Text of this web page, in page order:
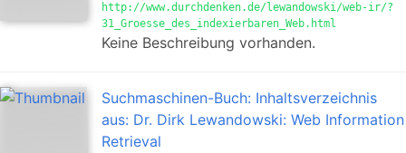
http://www.durchdenken.de/lewandowski/web-ir/?
31_Groesse_des_indexierbaren_Web.html
Keine Beschreibung vorhanden.
Suchmaschinen-Buch: Inhaltsverzeichnis
aus: Dr. Dirk Lewandowski: Web Information
Retrieval